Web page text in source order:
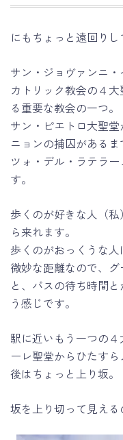
にもちょっと遠回り
サン・ジョヴァンニ
カトリック教会の４
る重要な教会の一つ。
サン・ピエトロ大聖
ニョンの捕囚がある
ツォ・デル・ラテラ
す。
歩くのが好きな人（
ら来れます。
歩くのがおっくうな人
微妙な距離なので、
と、バスの待ち時間
う感じです。
駅に近いもう一つの
ーレ聖堂からひたす
後はちょっと上り坂。
坂を上り切って見える